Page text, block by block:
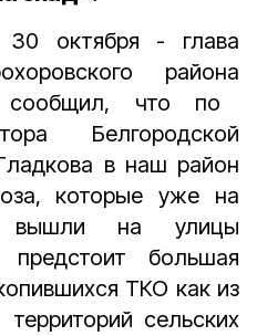
октября - глава
района
сообщил, что по
Белгородской
в наш район
которые уже на
вышли на улицы
предстоит большая
ТКО как из
сельских